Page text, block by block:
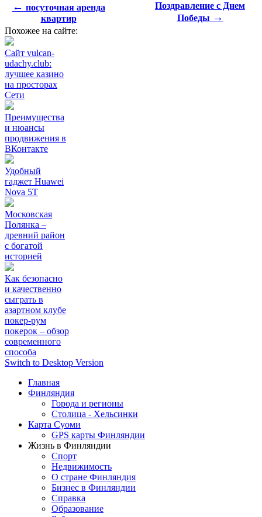
← посуточная аренда
квартир
Поздравление с Днем
Победы →
Похожее на сайте:
Сайт vulcan-
udachy.club:
лучшее казино
на просторах
Сети
Преимущества
и нюансы
продвижения в
ВКонтакте
Удобный
гаджет Huawei
Nova 5T
Московская
Полянка –
древний район
с богатой
историей
Как безопасно
и качественно
сыграть в
азартном клубе
покер-рум
покерок – обзор
современного
способа
Switch to Desktop Version
Главная
Финляндия
Города и регионы
Столица - Хельсинки
Карта Суоми
GPS карты Финляндии
Жизнь в Финляндии
Спорт
Недвижимость
О стране Финляндия
Бизнес в Финляндии
Справка
Образование